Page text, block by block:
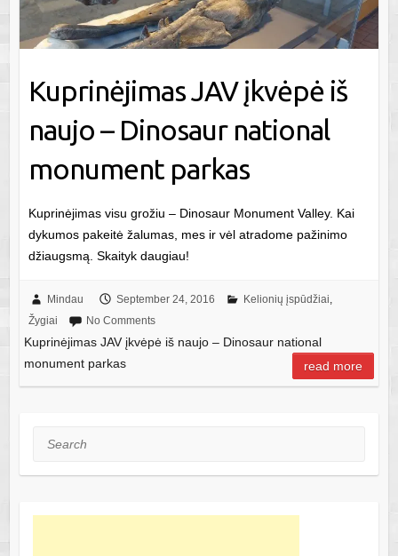
Kuprinėjimas JAV įkvėpė iš
naujo – Dinosaur national
monument parkas
Kuprinėjimas visu grožiu – Dinosaur Monument Valley. Kai
dykumos pakeitė žalumas, mes ir vėl atradome pažinimo
džiaugsmą. Skaityk daugiau!
Mindau September 24, 2016 Kelionių įspūdžiai
Žygiai
No Comments
Kuprinėjimas JAV įkvėpė iš naujo – Dinosaur national
monument parkas
read more
Search